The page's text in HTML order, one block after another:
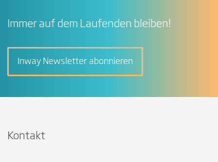
Immer auf dem Laufenden bleiben!
Inway Newsletter abonnieren
Kontakt